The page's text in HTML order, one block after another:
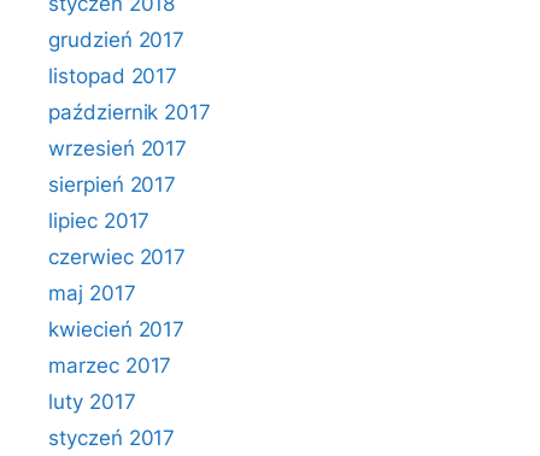
grudzień 2017
listopad 2017
październik 2017
wrzesień 2017
sierpień 2017
lipiec 2017
czerwiec 2017
maj 2017
kwiecień 2017
marzec 2017
luty 2017
styczeń 2017